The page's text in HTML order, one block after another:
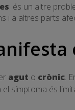
: és un altre
i a altres parts
agut o crònic.
el símptoma és